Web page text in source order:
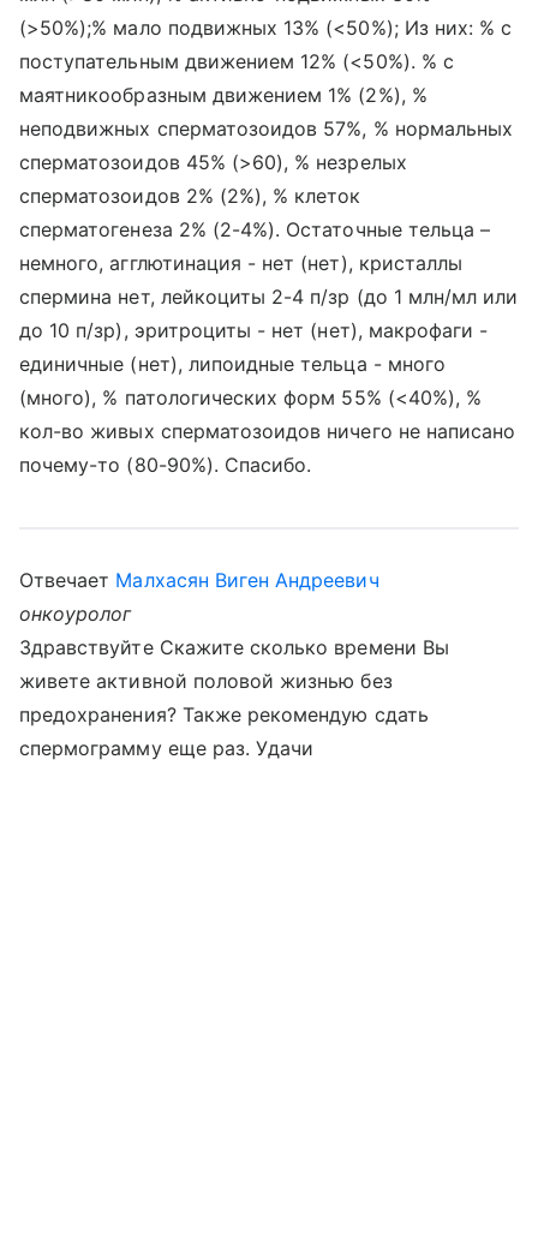
(>50%);% мало подвижных 13% (<50%); Из них: % с
поступательным движением 12% (<50%). % с
маятникообразным движением 1% (2%), %
неподвижных сперматозоидов 57%, % нормальных
сперматозоидов 45% (>60), % незрелых
сперматозоидов 2% (2%), % клеток
сперматогенеза 2% (2-4%). Остаточные тельца –
немного, агглютинация - нет (нет), кристаллы
спермина нет, лейкоциты 2-4 п/зр (до 1 млн/мл или
до 10 п/зр), эритроциты - нет (нет), макрофаги -
единичные (нет), липоидные тельца - много
(много), % патологических форм 55% (<40%), %
кол-во живых сперматозоидов ничего не написано
почему-то (80-90%). Спасибо.
Отвечает Малхасян Виген Андреевич
онкоуролог
Здравствуйте Скажите сколько времени Вы
живете активной половой жизнью без
предохранения? Также рекомендую сдать
спермограмму еще раз. Удачи